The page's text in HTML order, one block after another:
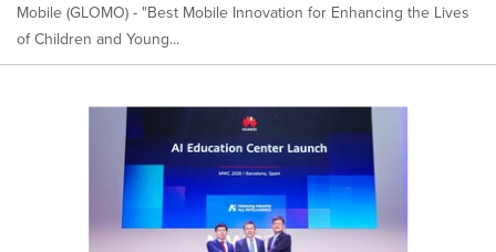
Mobile (GLOMO) - "Best Mobile Innovation for Enhancing the Lives
of Children and Young...